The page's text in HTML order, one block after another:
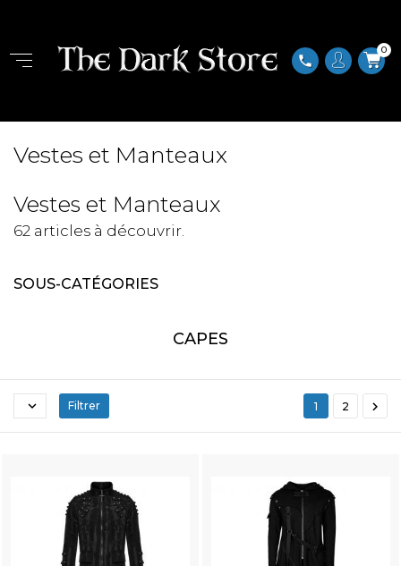
phone
0
Vestes et Manteaux
Vestes et Manteaux
62 articles à découvrir.
SOUS-CATÉGORIES
CAPES
 Filtrer 1 2 